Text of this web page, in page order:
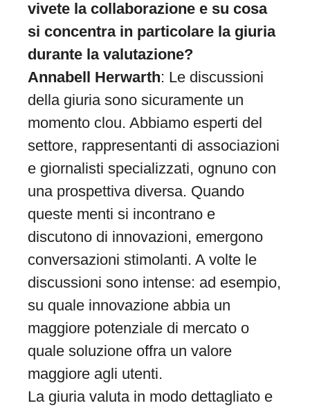
vivete la collaborazione e su cosa
si concentra in particolare la giuria
durante la valutazione?
Annabell Herwarth: Le discussioni
della giuria sono sicuramente un
momento clou. Abbiamo esperti del
settore, rappresentanti di associazioni
e giornalisti specializzati, ognuno con
una prospettiva diversa. Quando
queste menti si incontrano e
discutono di innovazioni, emergono
conversazioni stimolanti. A volte le
discussioni sono intense: ad esempio,
su quale innovazione abbia un
maggiore potenziale di mercato o
quale soluzione offra un valore
maggiore agli utenti.
La giuria valuta in modo dettagliato e